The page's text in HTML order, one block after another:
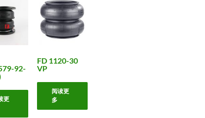
92-
更
FD 1120-30
VP
阅读更
多